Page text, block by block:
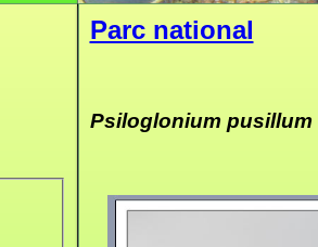
Parc national
Psiloglonium pusillum